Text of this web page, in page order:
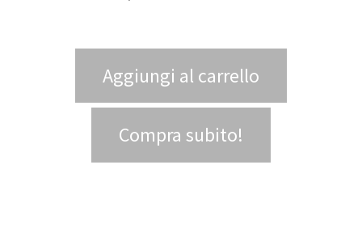
Aggiungi al carrello
Compra subito!